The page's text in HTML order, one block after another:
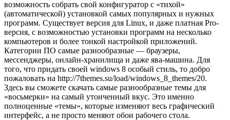
возможность собрать свой конфигуратор с «тихой»
(автоматической) установкой самых популярных и нужных
программ. Существует версия для Linux, и даже платная Pro-
версия, с возможностью установки программ на несколько
компьютеров и более тонкой настройкой приложений.
Категории ПО самые разнообразные — браузеры,
мессенджеры, онлайн-хранилища и даже ява-машина. Для
того, что придать своей windows 8 особый стиль, то добро
пожаловать на http://7themes.su/load/windows_8_themes/20.
Здесь вы сможете скачать самые разнообразные темы для
«восьмерки» на самый утонченный вкус. Это именно
полноценные «темы», которые изменяют весь графический
интерфейс, а не просто меняют обои рабочего стола.